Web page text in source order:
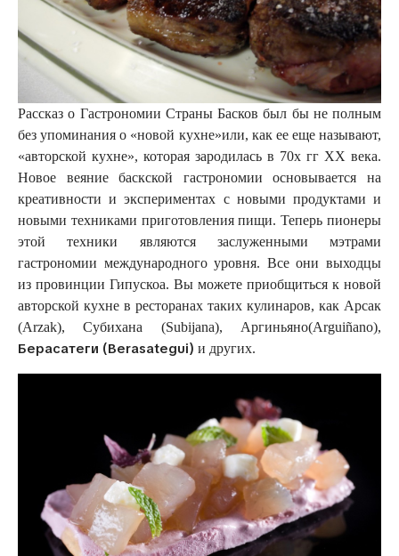
Рассказ о Гастрономии Страны Басков был бы не полным
без упоминания о «новой кухне»или, как ее еще называют,
«авторской кухне», которая зародилась в 70х гг ХХ века.
Новое веяние баскской гастрономии основывается на
креативности и экспериментах с новыми продуктами и
новыми техниками приготовления пищи. Теперь пионеры
этой техники являются заслуженными мэтрами
гастрономии международного уровня. Все они выходцы
из провинции Гипускоа. Вы можете приобщиться к новой
авторской кухне в ресторанах таких кулинаров, как Арсак
(Arzak), Субихана (Subijana), Аргиньяно(Arguiñano),
Берасатеги (Berasategui) и других.